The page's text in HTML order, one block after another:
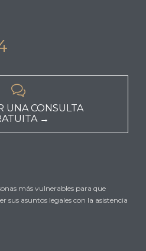

UNA CONSULTA
→
más vulnerables para que
sus asuntos legales con la asistencia